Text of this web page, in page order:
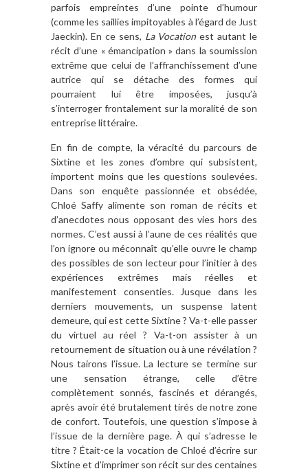
parfois empreintes d’une pointe d’humour
(comme les saillies impitoyables à l’égard de Just
Jaeckin). En ce sens, La Vocationest autant le
récit d’une « émancipation » dans la soumission
extrême que celui de l’affranchissement d’une
autrice qui se détache des formes qui
pourraient lui être imposées, jusqu’à
s’interroger frontalement sur la moralité de son
entreprise littéraire.
En fin de compte, la véracité du parcours de
Sixtine et les zones d’ombre qui subsistent,
importent moins que les questions soulevées.
Dans son enquête passionnée et obsédée,
Chloé Saffy alimente son roman de récits et
d’anecdotes nous opposant des vies hors des
normes. C’est aussi à l’aune de ces réalités que
l’on ignore ou méconnaît qu’elle ouvre le champ
des possibles de son lecteur pour l’initier à des
expériences extrêmes mais réelles et
manifestement consenties. Jusque dans les
derniers mouvements, un suspense latent
demeure, qui est cette Sixtine ? Va-t-elle passer
du virtuel au réel ? Va-t-on assister à un
retournement de situation ou à une révélation ?
Nous tairons l’issue. La lecture se termine sur
une sensation étrange, celle d’être
complètement sonnés, fascinés et dérangés,
après avoir été brutalement tirés de notre zone
de confort. Toutefois, une question s’impose à
l’issue de la dernière page. À qui s’adresse le
titre ? Était-ce la vocation de Chloé d’écrire sur
Sixtine et d’imprimer son récit sur des centaines